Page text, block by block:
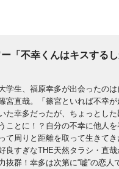
ー「不幸くんはキスする
学生、福原幸多が出会ったの
宮直哉。「篠宮といれば不幸
た幸多だったが、ちょっとし
ことに！？自分の不幸に他人
て周りと距離を取って生きて
良すぎなTHE天然タラシ・直
抜群！幸多は次第に“嘘”の恋人